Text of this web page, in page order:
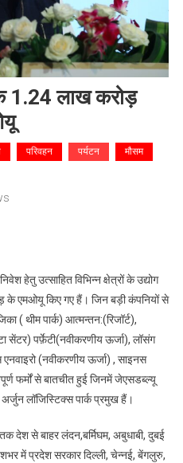
1.24 लाख करोड़
परिवहन पर्यटन
मौसम
हेतु उत्साहित विभिन्न क्षेत्रों के उद्योग
के एमओयू किए गए हैं। जिन बड़ी कंपनियों से
( थीम पार्क) आत्मन्तन:(रिजॉर्ट),
सेंटर) पर्फ़ेटी(नवीकरणीय ऊर्जा), लॉसंग
(नवीकरणीय ऊर्जा) , साइनस
फर्मों से बातचीत हुई जिनमें जेएसडब्ल्यू
लॉजिस्टिक्स पार्क प्रमुख हैं।
देश से बाहर लंदन,बर्मिघम, अबुधाबी, दुबई
में प्रदेश सरकार दिल्ली, चेन्नई, बेंगलुरु,